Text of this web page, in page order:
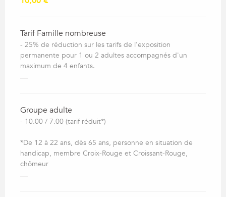
Tarif Famille nombreuse
- 25% de réduction sur les tarifs de l'exposition
permanente pour 1 ou 2 adultes accompagnés d'un
maximum de 4 enfants.
—
Groupe adulte
- 10.00 / 7.00 (tarif réduit*)
*De 12 à 22 ans, dès 65 ans, personne en situation de
handicap, membre Croix-Rouge et Croissant-Rouge,
chômeur
—